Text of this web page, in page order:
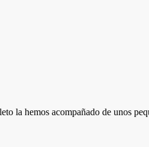
la hemos acompañado de unos